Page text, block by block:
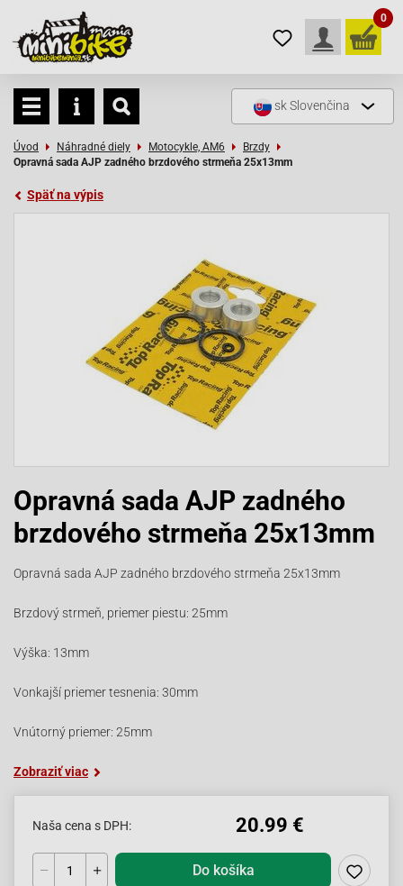
0
skSlovenčina
Úvod Náhradné diely Motocykle, AM6
Brzdy
Opravná sada AJP zadného brzdového strmeňa 25x13mm
Späť na výpis
Opravná sada AJP zadného
brzdového strmeňa 25x13mm
Opravná sada AJP zadného brzdového strmeňa 25x13mm
Brzdový strmeň, priemer piestu: 25mm
Výška: 13mm
Vonkajší priemer tesnenia: 30mm
Vnútorný priemer: 25mm
Zobraziť viac
Naša cena s DPH: 20.99 €
Do košíka